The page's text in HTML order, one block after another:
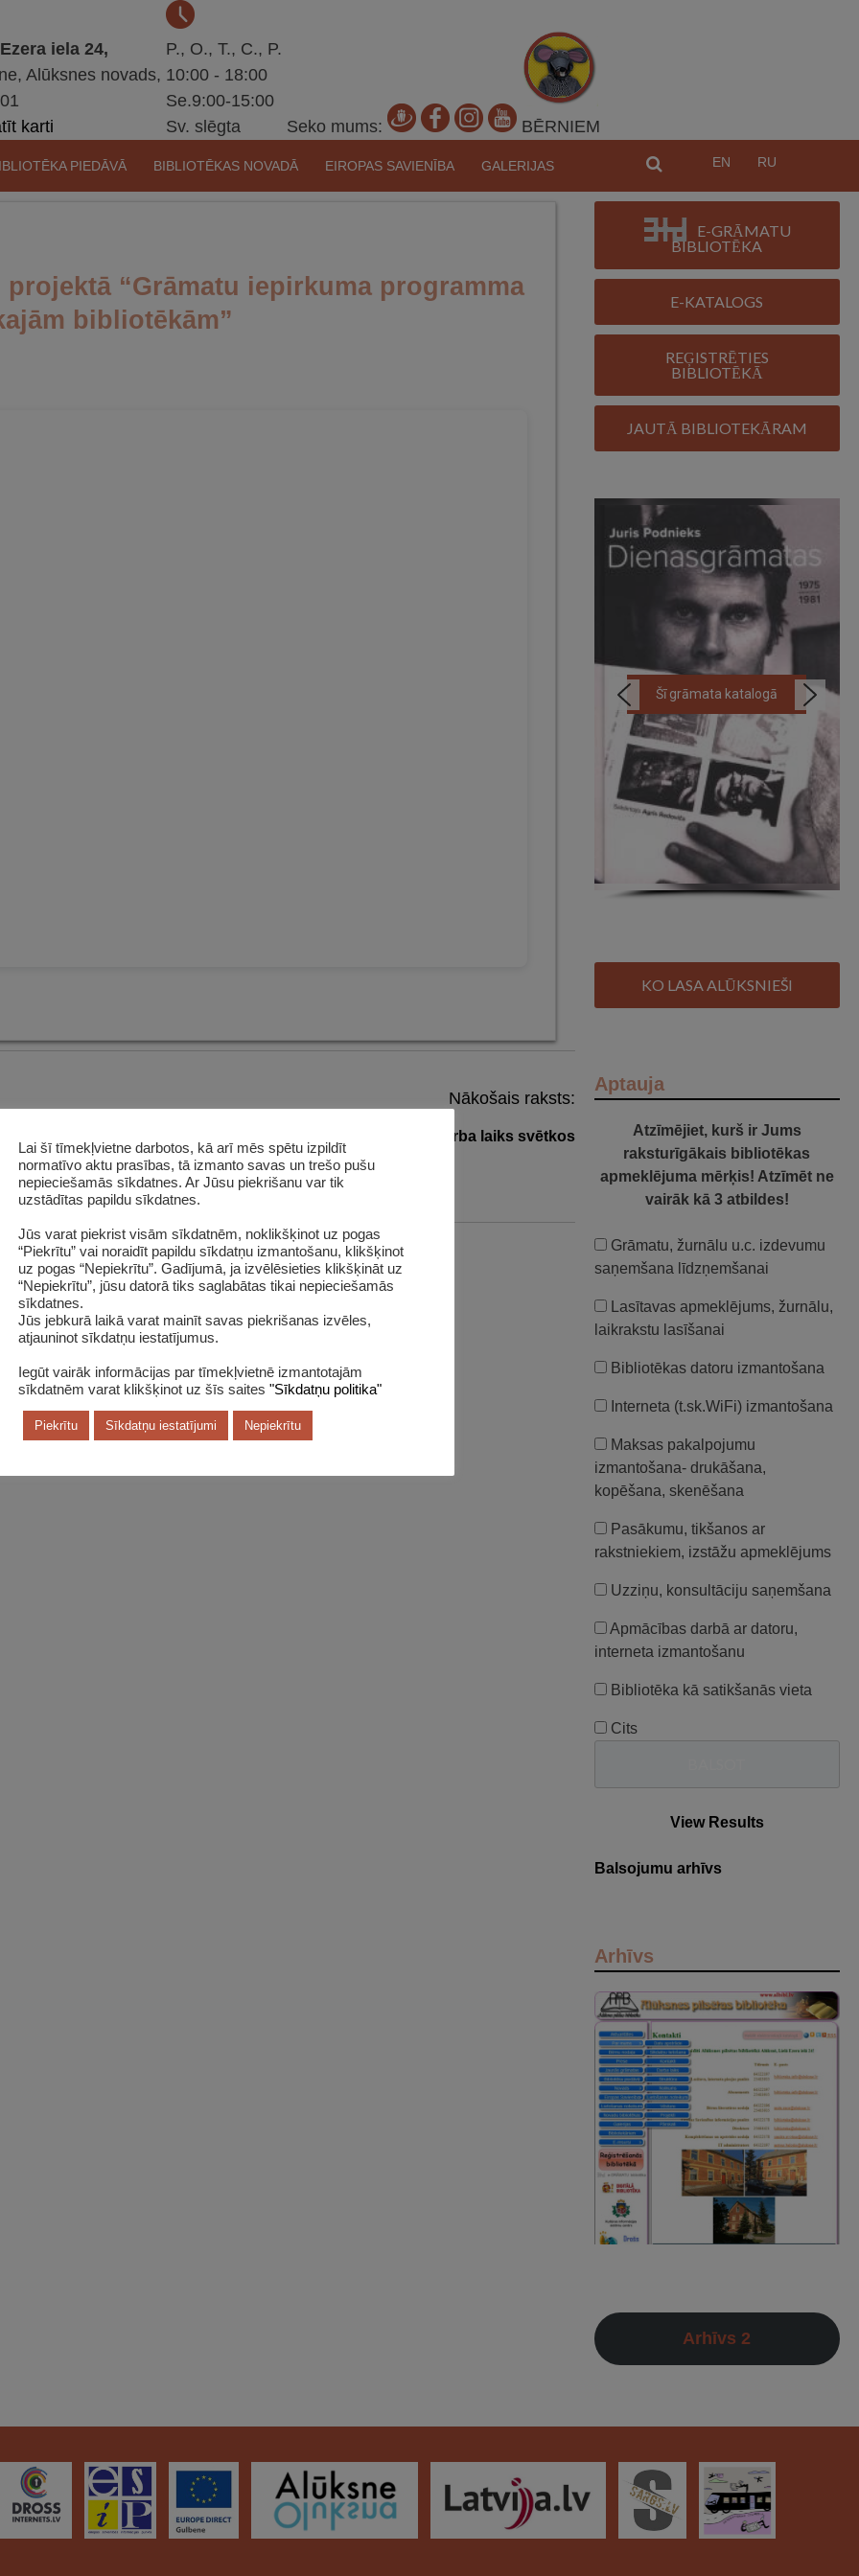
iela 24,
Alūksnes novads,
karti
P., O., T., C., P.
10:00 - 18:00
Se.9:00-15:00
Sv. slēgta
Seko mums:
BĒRNIEM
EN RU
PIEDĀVĀ BIBLIOTĒKAS NOVADĀ EIROPAS SAVIENĪBA GALERIJAS
“Grāmatu iepirkuma programma
bibliotēkām”
Nākošais raksts:
Bibliotēkas darba laiks svētkos
E-GRĀMATU
BIBLIOTĒKA
E-KATALOGS
REĢISTRĒTIES
BIBLIOTĒKĀ
JAUTĀ BIBLIOTEKĀRAM
Šī grāmata katalogā
KO LASA ALŪKSNIEŠI
Aptauja
Atzīmējiet, kurš ir Jums
raksturīgākais bibliotēkas
apmeklējuma mērķis! Atzīmēt ne
vairāk kā 3 atbildes!
Grāmatu, žurnālu u.c. izdevumu
saņemšana līdzņemšanai
Lasītavas apmeklējums, žurnālu,
laikrakstu lasīšanai
Bibliotēkas datoru izmantošana
Interneta (t.sk.WiFi) izmantošana
Maksas pakalpojumu
izmantošana- drukāšana,
kopēšana, skenēšana
Pasākumu, tikšanos ar
rakstniekiem, izstāžu apmeklējums
Uzziņu, konsultāciju saņemšana
Apmācības darbā ar datoru,
interneta izmantošanu
Bibliotēka kā satikšanās vieta
Cits
View Results
Balsojumu arhīvs
Arhīvs
Arhīvs 2
Lai šī tīmekļvietne darbotos, kā arī mēs spētu izpildīt
normatīvo aktu prasības, tā izmanto savas un trešo pušu
nepieciešamās sīkdatnes. Ar Jūsu piekrišanu var tik
uzstādītas papildu sīkdatnes.
Jūs varat piekrist visām sīkdatnēm, noklikšķinot uz pogas
“Piekrītu” vai noraidīt papildu sīkdatņu izmantošanu, klikšķinot
uz pogas “Nepiekrītu”. Gadījumā, ja izvēlēsieties klikšķināt uz
“Nepiekrītu”, jūsu datorā tiks saglabātas tikai nepieciešamās
sīkdatnes.
Jūs jebkurā laikā varat mainīt savas piekrišanas izvēles,
atjauninot sīkdatņu iestatījumus.
Iegūt vairāk informācijas par tīmekļvietnē izmantotajām
sīkdatnēm varat klikšķinot uz šīs saites "Sīkdatņu politika"
Piekrītu Sīkdatņu iestatījumi Nepiekrītu